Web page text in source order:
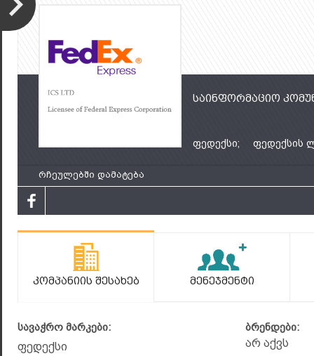
საინფორმაციო
ფედექსი; ფედექსის
რჩეულებში დამატება
Კომპანიის Შესახებ Მენეჯმენტი
სავაჭრო მარკები:
ფედექსი
ბრენდები:
არ აქვს